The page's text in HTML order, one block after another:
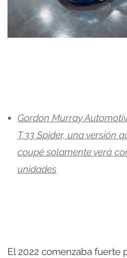
Gordon Murray
T.33 Spider, una versión
coupé solamente verá
unidades
El 2022 comenzaba fuerte